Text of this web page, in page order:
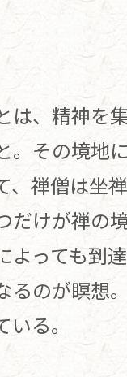
は、精神を
。その境地
、禅僧は坐
だけが禅の
よっても到
るのが瞑想
いる。